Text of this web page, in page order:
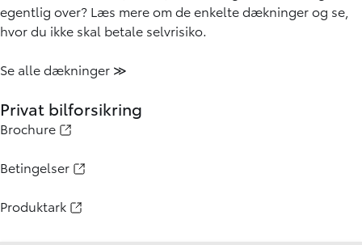
egentlig over? Læs mere om de enkelte dækninger og se,
hvor du ikke skal betale selvrisiko.
Se alle dækninger ≫
Privat bilforsikring
Brochure
Betingelser
Produktark